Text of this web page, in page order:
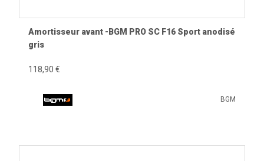
Amortisseur avant -BGM PRO SC F16 Sport anodisé
gris
118,90 €
BGM